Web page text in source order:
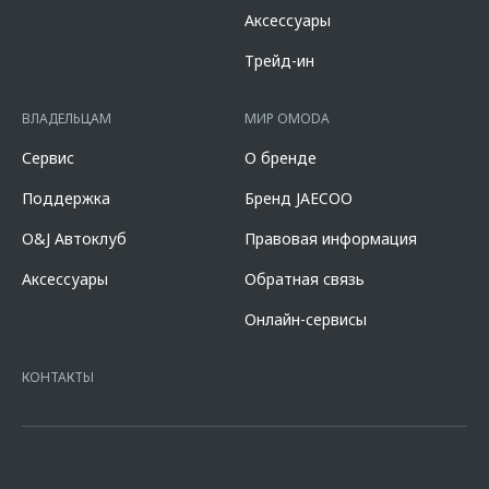
10 000 000 руб. Диапазон полной стоимости кредита в % годовых
составляет от 2,778% до 18,124%. % ставка составляет от 0,010% до
14,600%, на диапазонах первоначального взноса от 10,000% до
90,000% от стоимости автомобиля, при сроке кредита от 12 до 96
кредита в % годовых составляет от 10,507% до 11,151%. % ставка
составляет 7,700% при первоначальном взносе 50,000% от
стоимости автомобиля, при сроке кредита 60 мес. и определяется
индивидуально. Указанное предложение действует в случае
оформления полиса КАСКО. При отказе от полиса КАСКО/отсутствии
пролонгации процентная ставка увеличится на 3%. Оценивайте свои
финансовые возможности и риски. Подробнее уточняйте в
официальных дилерских центрах «Omoda». Изучите все условия
кредита в разделе «Кредит на покупку автомобиля у дилера» на
сайте банкаhttps://alfabank.ru/get-money/auto-loan/dealers/?
7728168971 ОГРН 1027700067328 место нахождение 107078, г.
офертой.
Аксессуары
Трейд-ин
ВЛАДЕЛЬЦАМ
Сервис
Поддержка
O&J Автоклуб
Аксессуары
МИР OMODA
О бренде
Бренд JAECOO
Правовая информация
Обратная связь
Онлайн-сервисы
КОНТАКТЫ